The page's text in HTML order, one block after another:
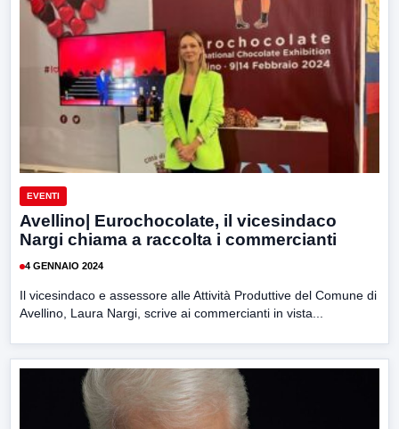
EVENTI
Avellino| Eurochocolate, il vicesindaco
Nargi chiama a raccolta i commercianti
4 GENNAIO 2024
Il vicesindaco e assessore alle Attività Produttive del Comune di
Avellino, Laura Nargi, scrive ai commercianti in vista...